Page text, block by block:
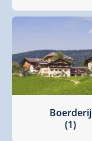
Boerderij
(1)